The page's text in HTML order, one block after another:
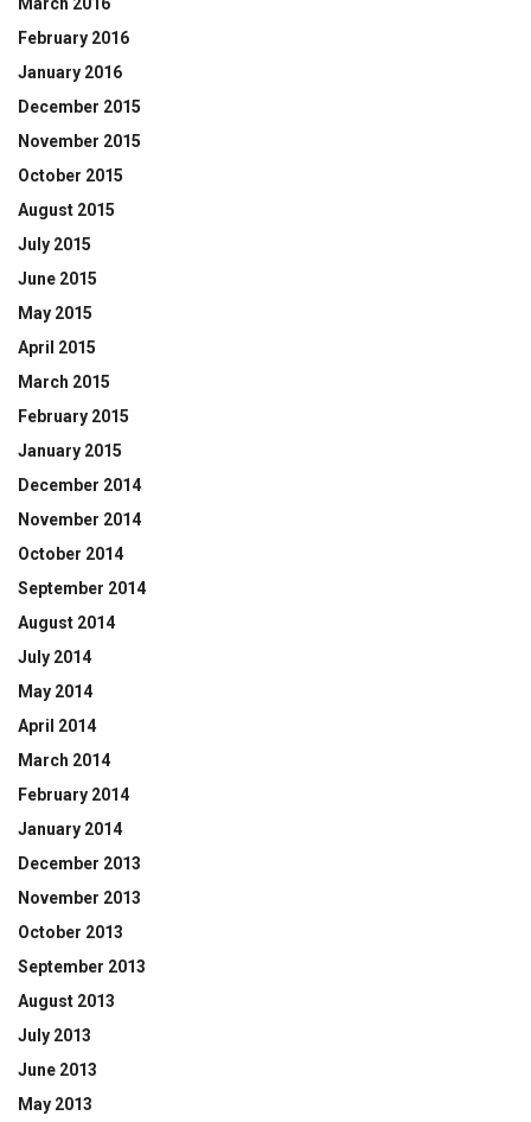
February 2016
January 2016
December 2015
November 2015
October 2015
August 2015
July 2015
June 2015
May 2015
April 2015
March 2015
February 2015
January 2015
December 2014
November 2014
October 2014
September 2014
August 2014
July 2014
May 2014
April 2014
March 2014
February 2014
January 2014
December 2013
November 2013
October 2013
September 2013
August 2013
July 2013
June 2013
May 2013